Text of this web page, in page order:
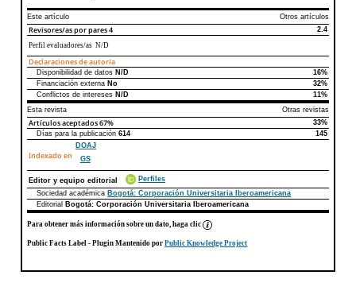
Este artículo Otros artículos
Revisores/as por pares4
2.4
Perfil evaluadores/as N/D
Declaraciones de autoría
Declaraciones de autoríaEste artículo
Disponibilidad de datos N/D
16%
Financiación externa No
32%
Conflictos de intereses N/D
11%
Esta revista
Otras revistas
Artículos aceptados67%
33%
Días para la publicación614 145
Indexado en
DOAJ
GS
Editor y equipo editorial
Perfiles
Sociedad académica Bogotá: Corporación Universitaria Iberoamericana
Editorial
Bogotá: Corporación Universitaria Iberoamericana
Para obtener más información sobre un dato, haga clic
Public Facts Label - Plugin Mantenido porPublic Knowledge Project